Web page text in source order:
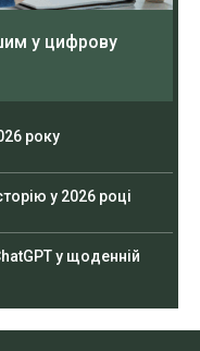
у цифрову
року
у 2026 році
у щоденній